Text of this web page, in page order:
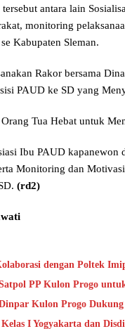
antara lain
monitoring
Kabupaten Sleman.
Rakor bersama
PAUD ke SD yang
Tua Hebat untuk
Ibu PAUD kapanewon
Monitoring dan
(rd2)
dengan Poltek
PP Kulon Progo
Kulon Progo
I Yogyakarta dan